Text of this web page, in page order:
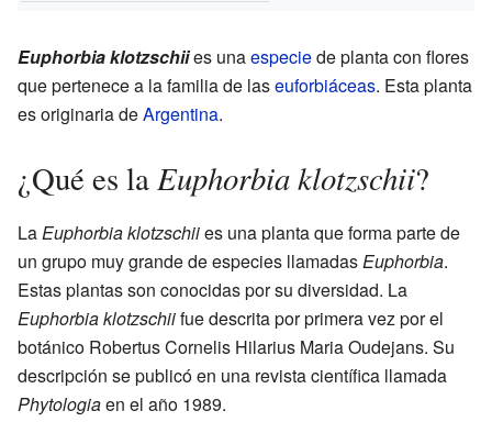
Euphorbia klotzschiies unaespeciede planta con flores
que pertenece a la familia de laseuforbiáceas. Esta planta
es originaria deArgentina.
¿Qué es la Euphorbia klotzschii?
LaEuphorbia klotzschiies una planta que forma parte de
un grupo muy grande de especies llamadasEuphorbia.
Estas plantas son conocidas por su diversidad. La
Euphorbia klotzschiifue descrita por primera vez por el
botánico Robertus Cornelis Hilarius Maria Oudejans. Su
descripción se publicó en una revista científica llamada
Phytologiaen el año 1989.